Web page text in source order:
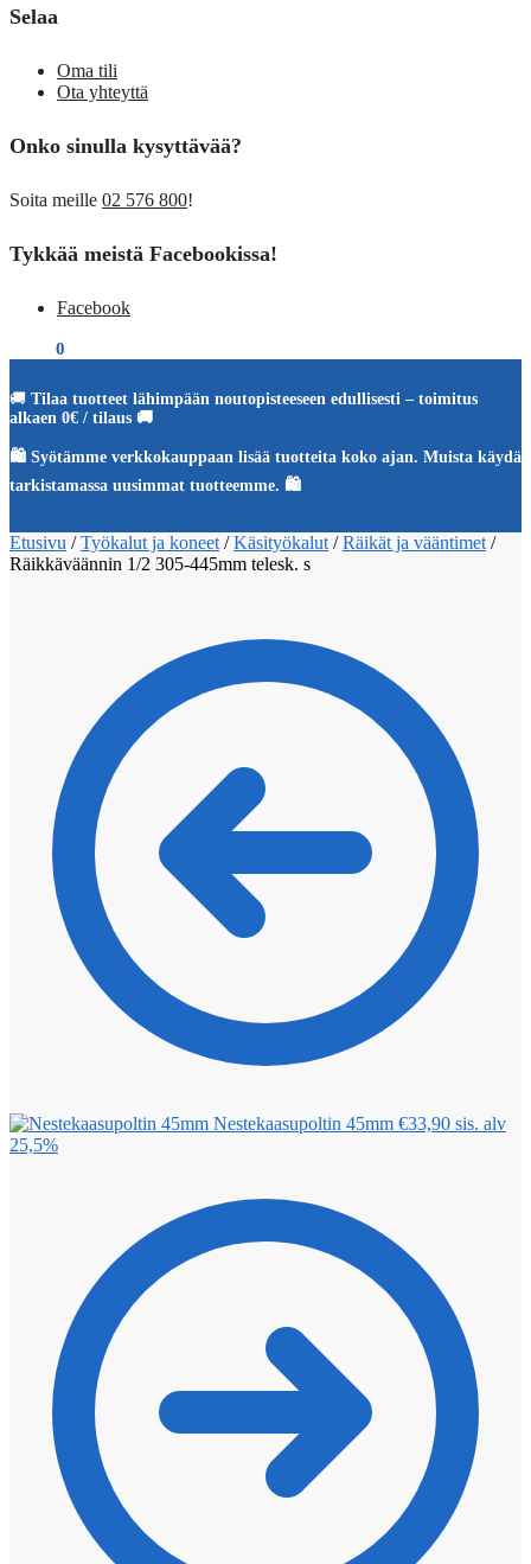
Selaa
Oma tili
Ota yhteyttä
Onko sinulla kysyttävää?
Soita meille 02 576 800!
Tykkää meistä Facebookissa!
Facebook
0
🚚 Tilaa tuotteet lähimpään noutopisteeseen edullisesti – toimitus
alkaen 0€ / tilaus 🚚
🛍️ Syötämme verkkokauppaan lisää tuotteita koko ajan. Muista käydä
tarkistamassa uusimmat tuotteemme. 🛍️
Etusivu /Työkalut ja koneet /Käsityökalut /Räikät ja vääntimet /
Räikkäväännin 1/2 305-445mm telesk. s
Nestekaasupoltin 45mm €33,90 sis. alv
25,5%